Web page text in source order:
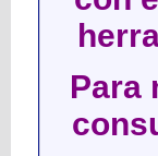
Para